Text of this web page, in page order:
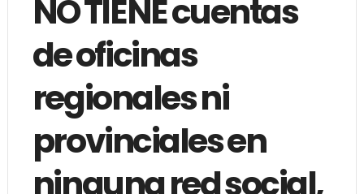
NO TIENE cuentas
de oficinas
regionales ni
provinciales en
ninguna red social,